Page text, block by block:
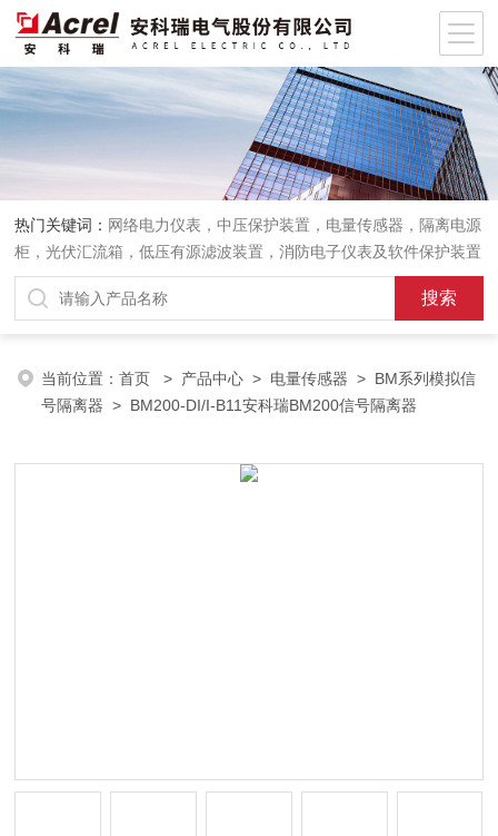
热门关键词： 网络电力仪表，中压保护装置，电量传感器，隔离电源
柜，光伏汇流箱，低压有源滤波装置，消防电子仪表及软件保护装置
当前位置：首页 > 产品中心 > 电量传感器 > BM系列模拟信
号隔离器 > BM200-DI/I-B11安科瑞BM200信号隔离器